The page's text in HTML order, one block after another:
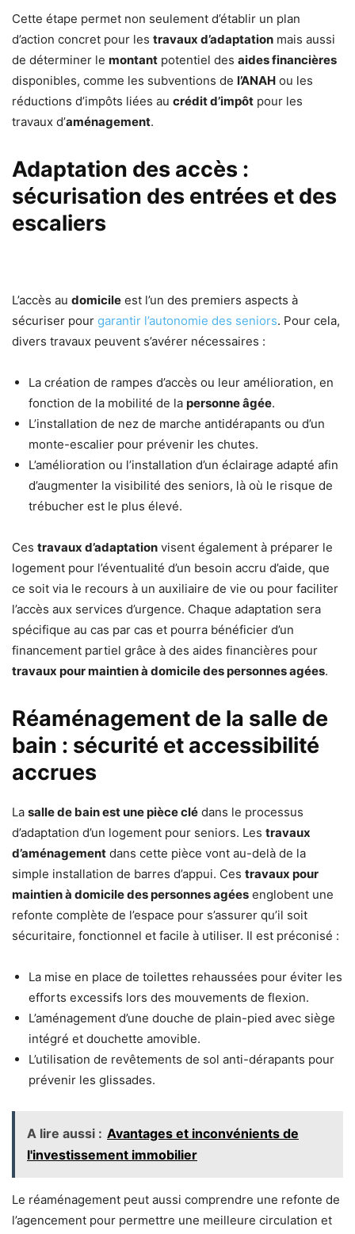
Cette étape permet non seulement d’établir un plan
d’action concret pour les travaux d’adaptation mais aussi
de déterminer le montant potentiel des aides financières
disponibles, comme les subventions de l’ANAH ou les
réductions d’impôts liées au crédit d’impôt pour les
travaux d’aménagement.
Adaptation des accès :
sécurisation des entrées et des
escaliers
L’accès au domicile est l’un des premiers aspects à
sécuriser pour garantir l’autonomie des seniors. Pour cela,
divers travaux peuvent s’avérer nécessaires :
La création de rampes d’accès ou leur amélioration, en
fonction de la mobilité de la personne âgée.
L’installation de nez de marche antidérapants ou d’un
monte-escalier pour prévenir les chutes.
L’amélioration ou l’installation d’un éclairage adapté afin
d’augmenter la visibilité des seniors, là où le risque de
trébucher est le plus élevé.
Ces travaux d’adaptation visent également à préparer le
logement pour l’éventualité d’un besoin accru d’aide, que
ce soit via le recours à un auxiliaire de vie ou pour faciliter
l’accès aux services d’urgence. Chaque adaptation sera
spécifique au cas par cas et pourra bénéficier d’un
financement partiel grâce à des aides financières pour
travaux pour maintien à domicile des personnes agées.
Réaménagement de la salle de
bain : sécurité et accessibilité
accrues
La salle de bain est une pièce clé dans le processus
d’adaptation d’un logement pour seniors. Les travaux
d’aménagement dans cette pièce vont au-delà de la
simple installation de barres d’appui. Ces travaux pour
maintien à domicile des personnes agées englobent une
refonte complète de l’espace pour s’assurer qu’il soit
sécuritaire, fonctionnel et facile à utiliser. Il est préconisé :
La mise en place de toilettes rehaussées pour éviter les
efforts excessifs lors des mouvements de flexion.
L’aménagement d’une douche de plain-pied avec siège
intégré et douchette amovible.
L’utilisation de revêtements de sol anti-dérapants pour
prévenir les glissades.
A lire aussi : Avantages et inconvénients de
l'investissement immobilier
Le réaménagement peut aussi comprendre une refonte de
l’agencement pour permettre une meilleure circulation et